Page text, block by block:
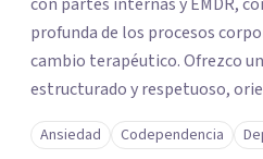
profunda de los procesos
cambio terapéutico. Ofrezco un espacio seguro,
estructurado y respetuoso,
estabilidad, alivio sintomático
profunda, avanzando a un
Ansiedad Codependencia